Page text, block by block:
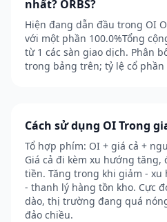
nhất? ORBS?
Hiện đang dẫn đầu trong OI
với một phần 100.0%Tổng
từ 1 các sàn giao dịch. Phân
trong bảng trên; tỷ lệ cổ phần
Cách sử dụng OI Trong
Tổ hợp phím: OI + giá cả +
Giá cả đi kèm xu hướng
tiền. Tăng trong khi giảm - xu
- thanh lý hàng tồn kho. Cực
dào, thị trường đang quá
đảo chiều.